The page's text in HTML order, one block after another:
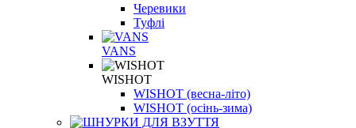
Черевики
Туфлі
VANS
WISHOT
WISHOT (весна-літо)
WISHOT (осінь-зима)